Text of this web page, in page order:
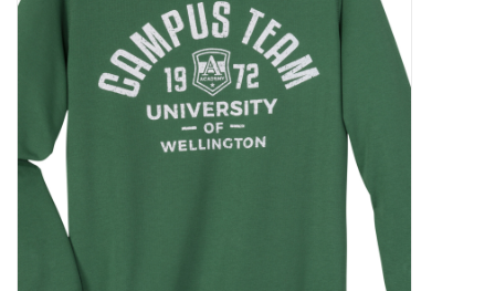
SINGLETS
OVERHEMDEN
ONDERGOED
BROEKEN / SHORTS
BODYWARMERS